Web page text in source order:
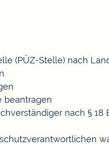
(PÜZ-Stelle) nach
beantragen
nach §